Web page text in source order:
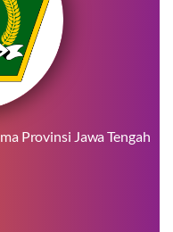
Provinsi Jawa Tengah